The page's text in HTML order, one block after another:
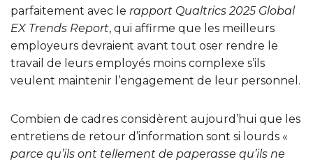
parfaitement avec le rapport Qualtrics 2025 Global
EX Trends Report, qui affirme que les meilleurs
employeurs devraient avant tout oser rendre le
travail de leurs employés moins complexe s’ils
veulent maintenir l’engagement de leur personnel.
Combien de cadres considèrent aujourd’hui que les
entretiens de retour d’information sont si lourds «
parce qu’ils ont tellement de paperasse qu’ils ne